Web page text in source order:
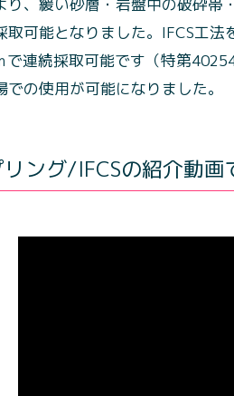
取可能となりました。IFCS工
連続採取可能です（特第
での使用が可能になりました。
ング/IFCSの紹介動画